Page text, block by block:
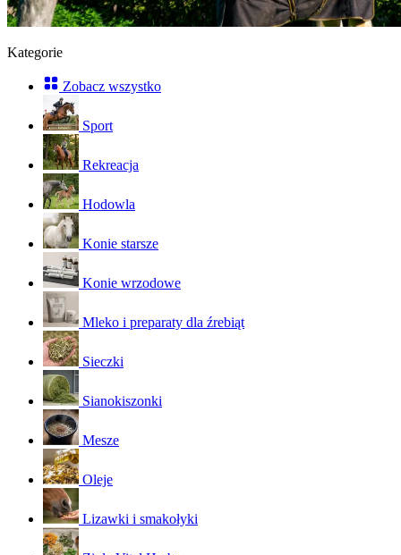
Kategorie
Zobacz wszystko
Sport
Rekreacja
Hodowla
Konie starsze
Konie wrzodowe
Mleko i preparaty dla źrebiąt
Sieczki
Sianokiszonki
Mesze
Oleje
Lizawki i smakołyki